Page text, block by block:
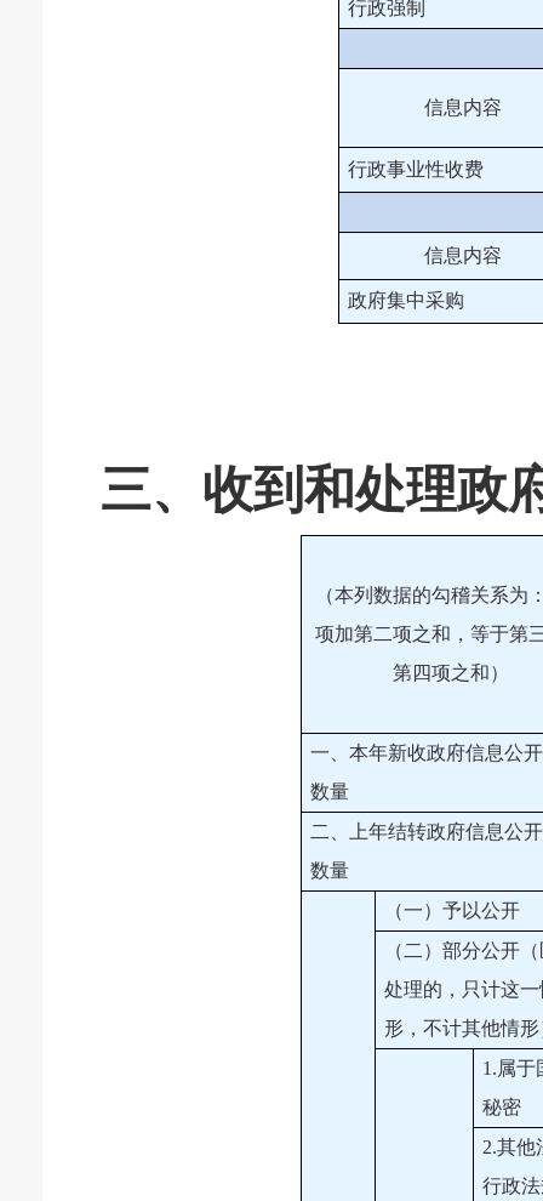
行政强制
信息内容
行政事业性收费
信息内容
政府集中采购
三、收到和处理政
（本列数据的勾稽关系为
项加第二项之和，等于第
第四项之和）
一、本年新收政府信息公
数量
二、上年结转政府信息公
数量
（一）予以公开
（二）部分公开
处理的，只计这一
形，不计其他情形
1.属于
秘密
2.其他
行政